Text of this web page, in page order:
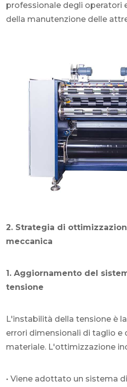
professionale degli operatori
della manutenzione delle
2. Strategia di
meccanica
1. Aggiornamento del
tensione
L'instabilità della tensione è
errori dimensionali di taglio e
materiale. L'ottimizzazione
• Viene adottato un sistema